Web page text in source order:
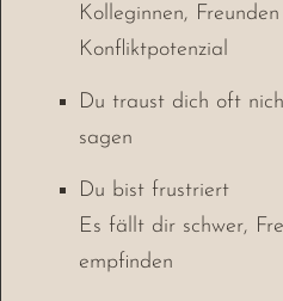
Kolleginnen,
Konfliktpotenzial
Du traust dich oft
sagen
Du bist frustriert
Es fällt dir schwer,
empfinden